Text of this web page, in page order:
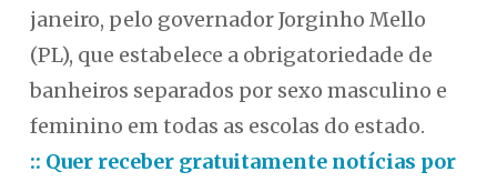
janeiro, pelo governador Jorginho Mello
(PL), que estabelece a obrigatoriedade de
banheiros separados por sexo masculino e
feminino em todas as escolas do estado.
:: Quer receber gratuitamente notícias por